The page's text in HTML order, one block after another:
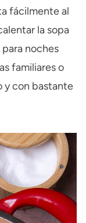
fácilmente al
la sopa
noches
familiares o
y con bastante